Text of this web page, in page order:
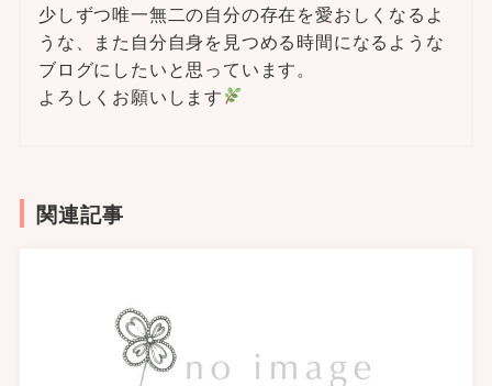
少しずつ唯一無二の自分の存在を愛おしくなるよ
うな、また自分自身を見つめる時間になるような
ブログにしたいと思っています。
よろしくお願いします
関連記事